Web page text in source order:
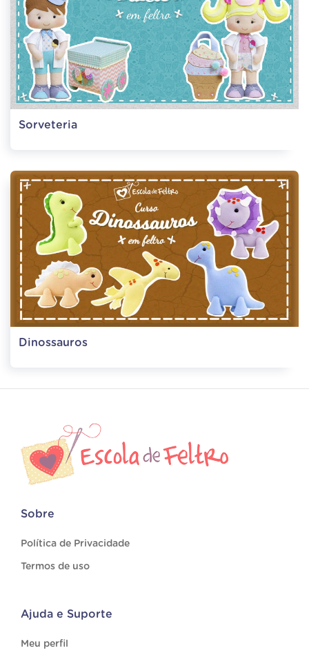
Sorveteria
Dinossauros
Sobre
Política de Privacidade
Termos de uso
Ajuda e Suporte
Meu perfil